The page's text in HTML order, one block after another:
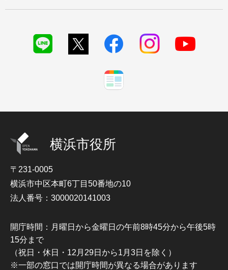
横浜市役所
〒231-0005
横浜市中区本町6丁目50番地の10
法人番号：3000020141003
開庁時間：月曜日から金曜日の午前8時45分から午後5時
15分まで
（祝日・休日・12月29日から1月3日を除く）
※一部の窓口では開庁時間が異なる場合があります